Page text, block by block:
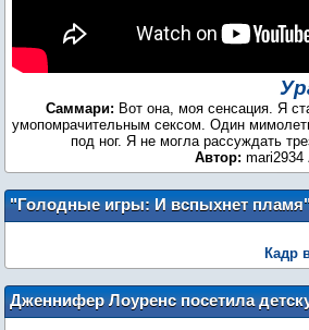
Саммари: Вот она, моя сенсация. Я
умопомрачительным сексом. Один
под ног. Я не могла рассуждать
Автор: mari2934
"Голодные игры: И вспыхнет
новый кадр
Кадр
Дженнифер Лоуренс посетила
больницу в Луисвилле